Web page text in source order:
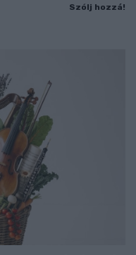
Szólj hozzá!